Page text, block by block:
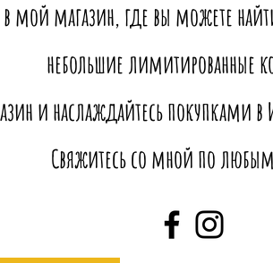
мой магазин, где вы можете
небольшие лимитированные
и наслаждайтесь покупками в
Свяжитесь со мной по